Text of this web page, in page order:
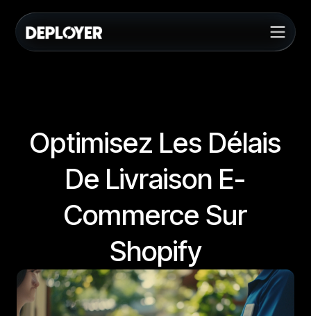
Optimisez Les Délais
De Livraison E-
Commerce Sur
Shopify